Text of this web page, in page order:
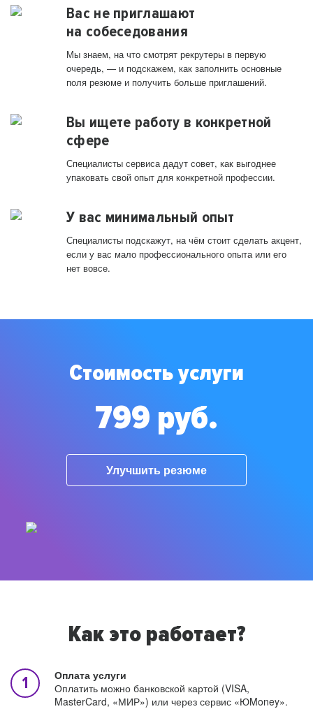
Вас не приглашают
на собеседования
Мы знаем, на что смотрят рекрутеры в первую
очередь, — и подскажем, как заполнить основные
поля резюме и получить больше приглашений.
Вы ищете работу в конкретной
сфере
Специалисты сервиса дадут совет, как выгоднее
упаковать свой опыт для конкретной профессии.
У вас минимальный опыт
Специалисты подскажут, на чём стоит сделать акцент,
если у вас мало профессионального опыта или его
нет вовсе.
Стоимость услуги
799 руб.
Улучшить резюме
Как это работает?
Оплата услуги
Оплатить можно банковской картой (VISA,
MasterCard, «МИР») или через сервис «ЮMoney».